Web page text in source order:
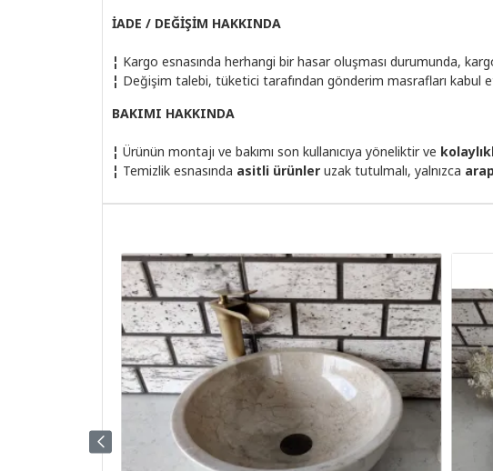
İADE / DEĞİŞİM HAKKINDA
¦ Kargo esnasında herhangi bir hasar oluşması durumunda,
¦ Değişim talebi, tüketici tarafından gönderim masrafları kabul
BAKIMI HAKKINDA
¦ Ürünün montajı ve bakımı son kullanıcıya yöneliktir ve
¦ Temizlik esnasında asitli ürünler uzak tutulmalı, yalnızca